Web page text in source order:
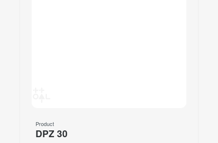
Product
DPZ 30